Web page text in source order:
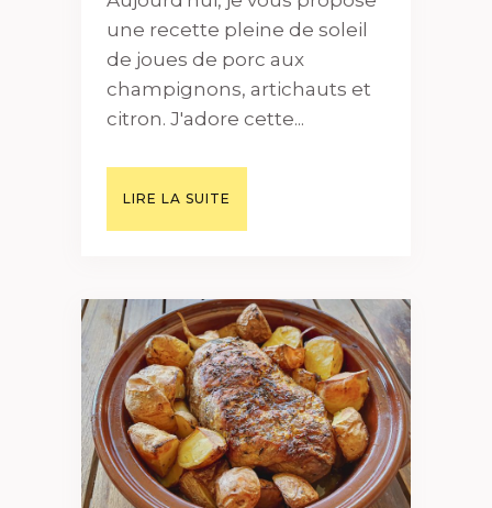
une recette pleine de soleil
de joues de porc aux
champignons, artichauts et
citron. J'adore cette...
LIRE LA SUITE